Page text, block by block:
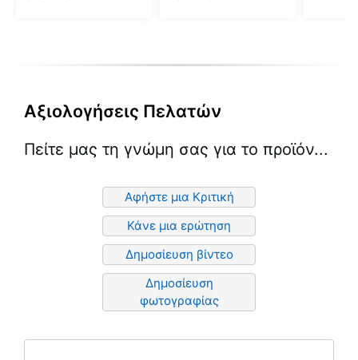
Αξιολογήσεις Πελατών
Πείτε μας τη γνώμη σας για το προϊόν...
Αφήστε μια Κριτική
Κάνε μια ερώτηση
Δημοσίευση βίντεο
Δημοσίευση
φωτογραφίας